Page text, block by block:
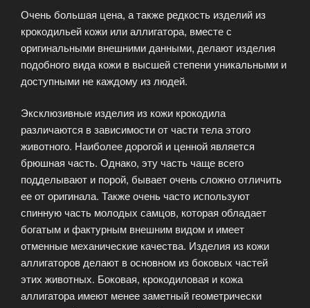
Очень большая цена, а также редкость изделий из
крокодильей кожи или аллигатора, вместе с
оригинальными внешними данными, делают изделия
подобного вида кожи в высшей степени уникальными и
доступными не каждому из людей.
Эксклюзивные изделия из кожи крокодила
различаются в зависимости от части тела этого
животного. Наиболее дорогой и ценной является
брюшная часть. Однако, эту часть чаще всего
подделывают и порой, бывает очень сложно отличить
ее от оригинала. Также очень часто используют
спинную часть молодых самцов, которая обладает
богатым и фактурным внешним видом и имеет
отменные механические качества. Изделия из кожи
аллигаторов делают в основном из боковых частей
этих животных. Боковая, крокодиловая и кожа
аллигатора имеют менее заметный геометрически